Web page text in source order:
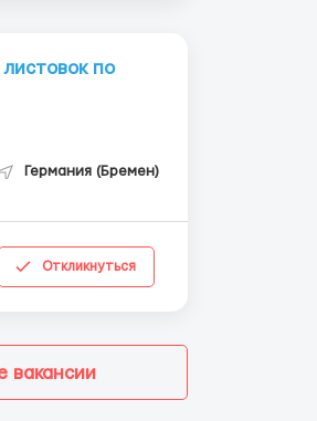
по
Германия (Бремен)
Откликнуться
вакансии